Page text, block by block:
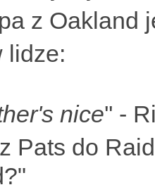
z
nice'' -
Pats do